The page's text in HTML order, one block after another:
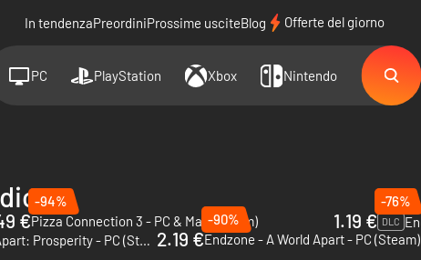
In tendenzaPreordiniProssime usciteBlog Offerte del giorno
PC PlayStation Xbox Nintendo
€
-94%
Pizza Connection 3 - PC & Mac (Steam)
1.19 €
-76%
DLC
Endzone - A World Apart: Prosperity - PC (Steam) 2.19 €
-90%
Endzone - A World Apart - PC (Steam)